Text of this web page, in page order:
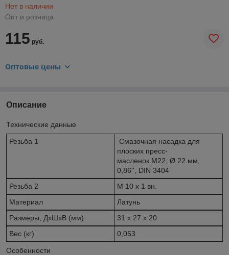
Нет в наличии
Опт и розница
115 руб.
Оптовые цены
Описание
Технические данные
Резьба 1
Смазочная насадка для
плоских пресс-
масленок M22, Ø 22 мм,
0,86'', DIN 3404
Резьба 2
M 10 x 1 вн.
Материал
Латунь
Размеры, ДхШхВ (мм)
31 x 27 x 20
Вес (кг)
0,053
Особенности